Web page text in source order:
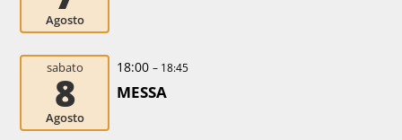
Agosto
sabato
8
Agosto
18:00 – 18:45
MESSA